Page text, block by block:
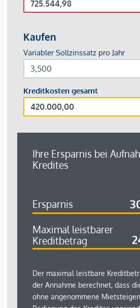
Arzt <250m
Apotheke <250m
Krankenhaus <1.500m
Kinder & Schulen
Schule <250m
Kindergarten <250m
Universität <500m
Höhere Schule <250m
Supermarkt <250m
Bäckerei <500m
Sonstige
Bank <500m
Post <750m
Verkehr
Bus <250m